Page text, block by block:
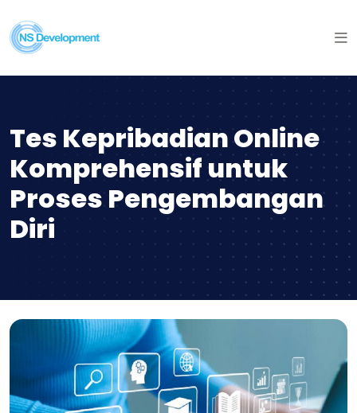
Tes Kepribadian Online
Komprehensif untuk
Proses Pengembangan
Diri